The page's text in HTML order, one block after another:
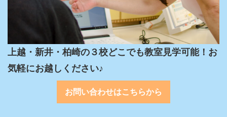
上越・新井・柏崎の３校どこでも教室見学可能！お
気軽にお越しください♪
お問い合わせはこちらから